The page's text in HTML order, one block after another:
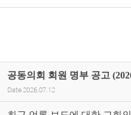
공동의회 회원 명부 공고
Date 2026.07.12